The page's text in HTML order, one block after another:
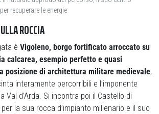
recuperare le energie
ROCCIA
è Vigoleno, borgo fortificato arroccato su
calcarea, esempio perfetto e quasi
posizione di architettura militare medievale,
interamente percorribili e l’imponente
Val d’Arda. Si incontra poi il Castello di
la sua rocca d’impianto millenario e il suo